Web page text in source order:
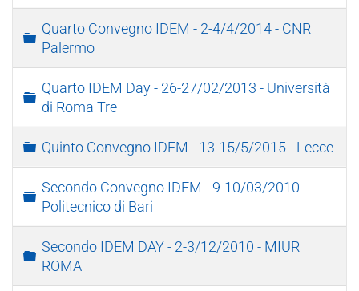
Cartella
Quarto Convegno IDEM - 2-4/4/2014 - CNR
Palermo
Cartella
Quarto IDEM Day - 26-27/02/2013 - Università
di Roma Tre
Cartella
Quinto Convegno IDEM - 13-15/5/2015 - Lecce
Cartella
Secondo Convegno IDEM - 9-10/03/2010 -
Politecnico di Bari
Cartella
Secondo IDEM DAY - 2-3/12/2010 - MIUR
ROMA